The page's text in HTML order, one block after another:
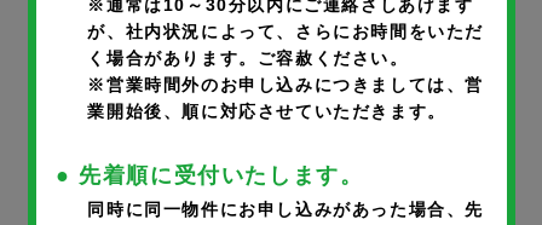
部屋番号※
※通常は10～30分以内にご連絡さしあげます
が、社内状況によって、さらにお時間をいただ
く場合があります。ご容赦ください。
※営業時間外のお申し込みにつきましては、営
業開始後、順に対応させていただきます。
● 先着順に受付いたします。
同時に同一物件にお申し込みがあった場合、先